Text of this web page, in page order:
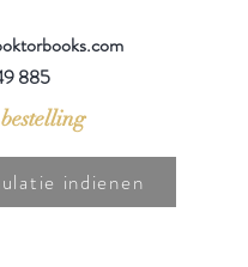
885
indienen